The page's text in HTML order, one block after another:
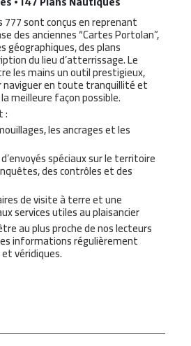
777 sont conçus en reprenant
des anciennes “Cartes Portolan”,
géographiques, des plans
du lieu d’atterrissage. Le
les mains un outil prestigieux,
en toute tranquillité et
meilleure façon possible.
:
les ancrages et les
spéciaux sur le territoire
des contrôles et des
de visite à terre et une
services utiles au plaisancier
au plus proche de nos lecteurs
informations régulièrement
véridiques.